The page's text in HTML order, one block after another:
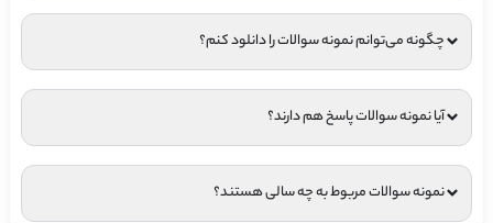
چگونه می‌توانم نمونه سوالات را دانلود کنم؟
آیا نمونه سوالات پاسخ هم دارند؟
نمونه سوالات مربوط به چه سالی هستند؟